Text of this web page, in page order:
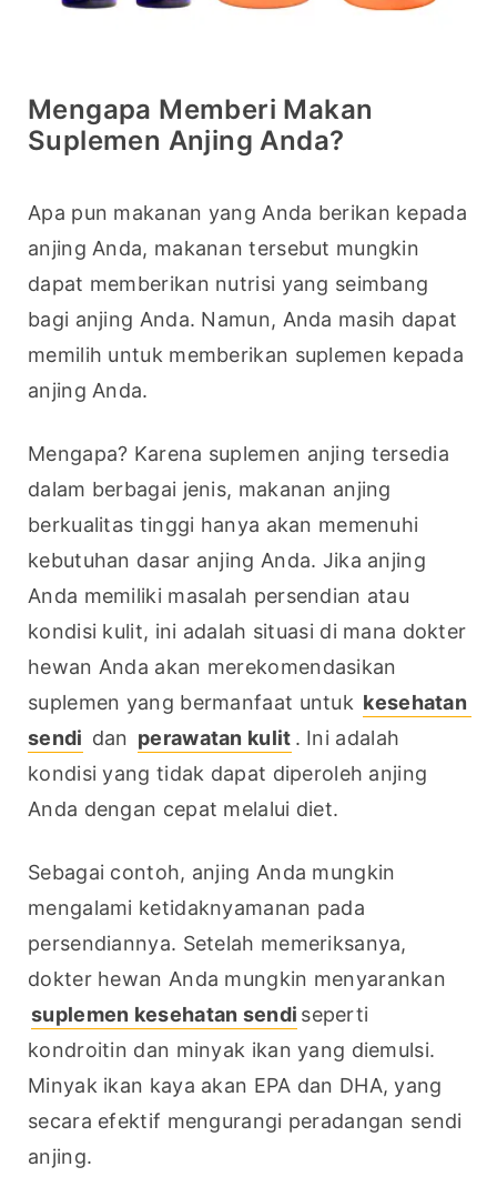
Mengapa Memberi Makan
Suplemen Anjing Anda?
Apa pun makanan yang Anda berikan kepada
anjing Anda, makanan tersebut mungkin
dapat memberikan nutrisi yang seimbang
bagi anjing Anda. Namun, Anda masih dapat
memilih untuk memberikan suplemen kepada
anjing Anda.
Mengapa? Karena suplemen anjing tersedia
dalam berbagai jenis, makanan anjing
berkualitas tinggi hanya akan memenuhi
kebutuhan dasar anjing Anda. Jika anjing
Anda memiliki masalah persendian atau
kondisi kulit, ini adalah situasi di mana dokter
hewan Anda akan merekomendasikan
suplemen yang bermanfaat untuk kesehatan
sendi dan perawatan kulit . Ini adalah
kondisi yang tidak dapat diperoleh anjing
Anda dengan cepat melalui diet.
Sebagai contoh, anjing Anda mungkin
mengalami ketidaknyamanan pada
persendiannya. Setelah memeriksanya,
suplemen kesehatan sendi seperti
kondroitin dan minyak ikan yang diemulsi.
Minyak ikan kaya akan EPA dan DHA, yang
secara efektif mengurangi peradangan sendi
anjing.